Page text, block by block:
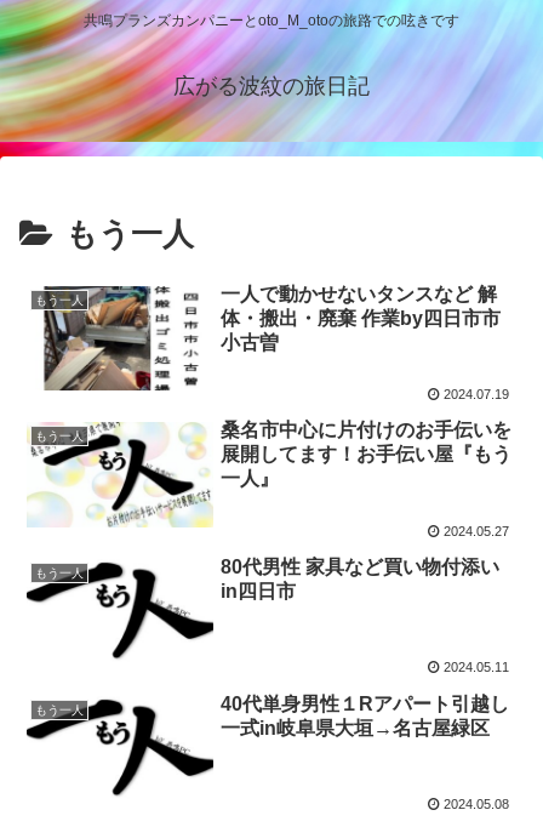
共鳴プランズカンパニーとoto_M_otoの旅路での呟きです
広がる波紋の旅日記
もう一人
もう一人
一人で動かせないタンスなど 解
体・搬出・廃棄 作業by四日市市
小古曽
2024.07.19
もう一人
桑名市中心に片付けのお手伝いを
展開してます！お手伝い屋『もう
一人』
2024.05.27
もう一人
80代男性 家具など買い物付添い
in四日市
2024.05.11
もう一人
40代単身男性１Rアパート引越し
一式in岐阜県大垣→名古屋緑区
2024.05.08